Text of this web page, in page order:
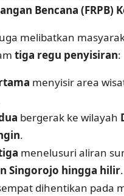
Bencana (FRPB)
melibatkan
tiga regu penyisiran:
menyisir area
bergerak ke wilayah
.
menelusuri aliran
Singorojo hingga hilir.
dihentikan pada